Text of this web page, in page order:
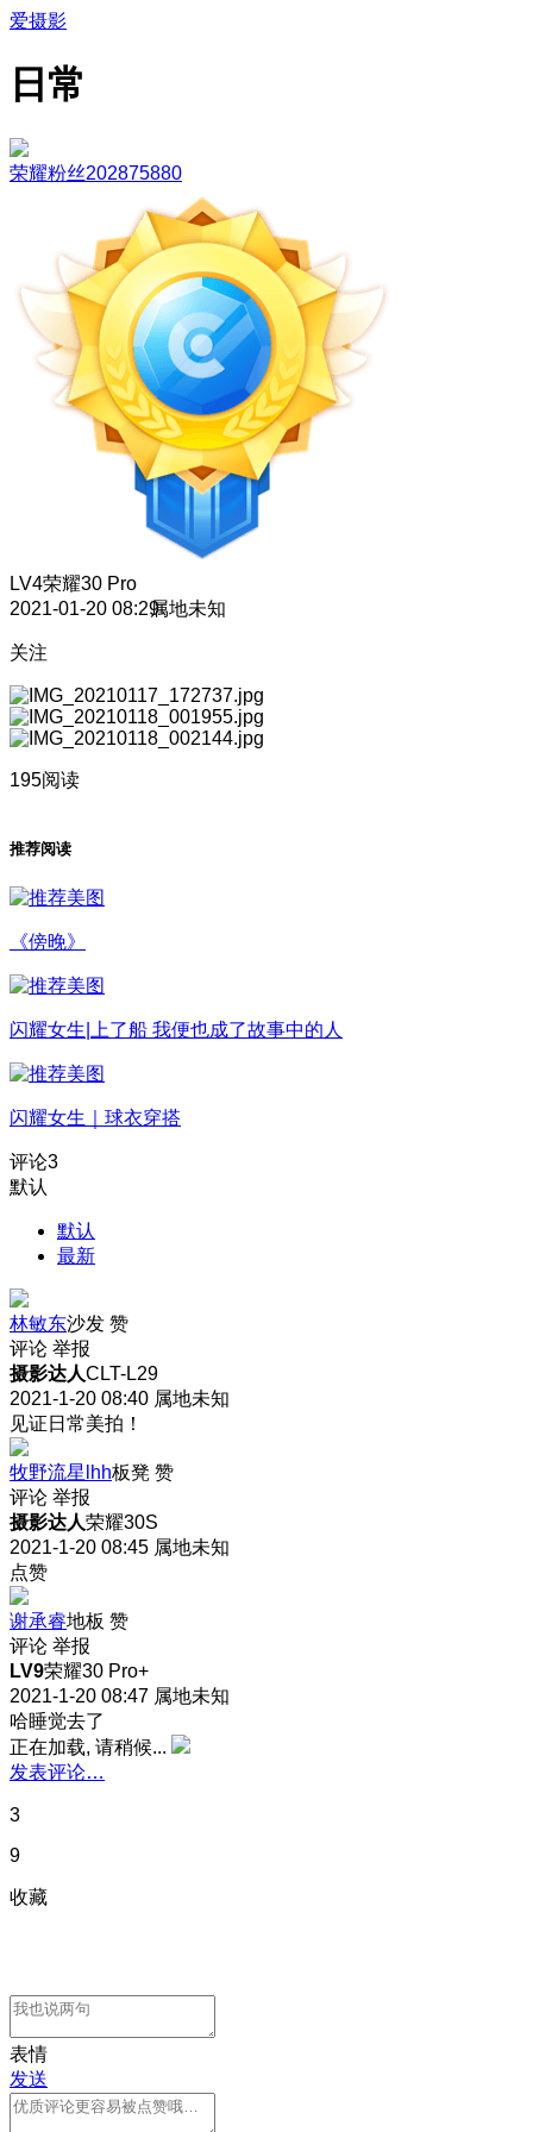
爱摄影
日常
荣耀粉丝202875880
LV4荣耀30 Pro
2021-01-20 08:29属地未知
关注
195阅读
推荐阅读
《傍晚》
闪耀女生|上了船 我便也成了故事中的人
闪耀女生｜球衣穿搭
评论3
默认
默认
最新
林敏东沙发 赞
评论 举报
摄影达人CLT-L29
2021-1-20 08:40 属地未知
见证日常美拍！
牧野流星lhh板凳 赞
评论 举报
摄影达人荣耀30S
2021-1-20 08:45 属地未知
点赞
谢承睿地板 赞
评论 举报
LV9荣耀30 Pro+
2021-1-20 08:47 属地未知
哈睡觉去了
正在加载, 请稍候...
发表评论…
3
9
收藏
表情
发送